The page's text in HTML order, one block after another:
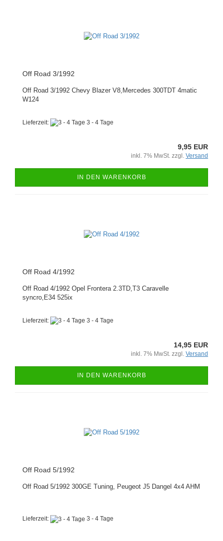
Off Road 3/1992
Off Road 3/1992 Chevy Blazer V8,Mercedes 300TDT 4matic
W124
Lieferzeit: 3 - 4 Tage
9,95 EUR
inkl. 7% MwSt. zzgl. Versand
IN DEN WARENKORB
Off Road 4/1992
Off Road 4/1992 Opel Frontera 2.3TD,T3 Caravelle
syncro,E34 525ix
Lieferzeit: 3 - 4 Tage
14,95 EUR
inkl. 7% MwSt. zzgl. Versand
IN DEN WARENKORB
Off Road 5/1992
Off Road 5/1992 300GE Tuning, Peugeot J5 Dangel 4x4 AHM
Lieferzeit: 3 - 4 Tage